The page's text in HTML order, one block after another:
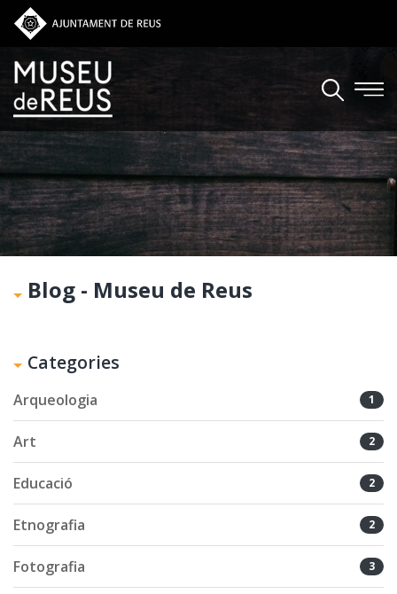
Vés al contingut
Blog - Museu de Reus
Categories
Arqueologia 1
Art 2
Educació 2
Etnografia 2
Fotografia 3